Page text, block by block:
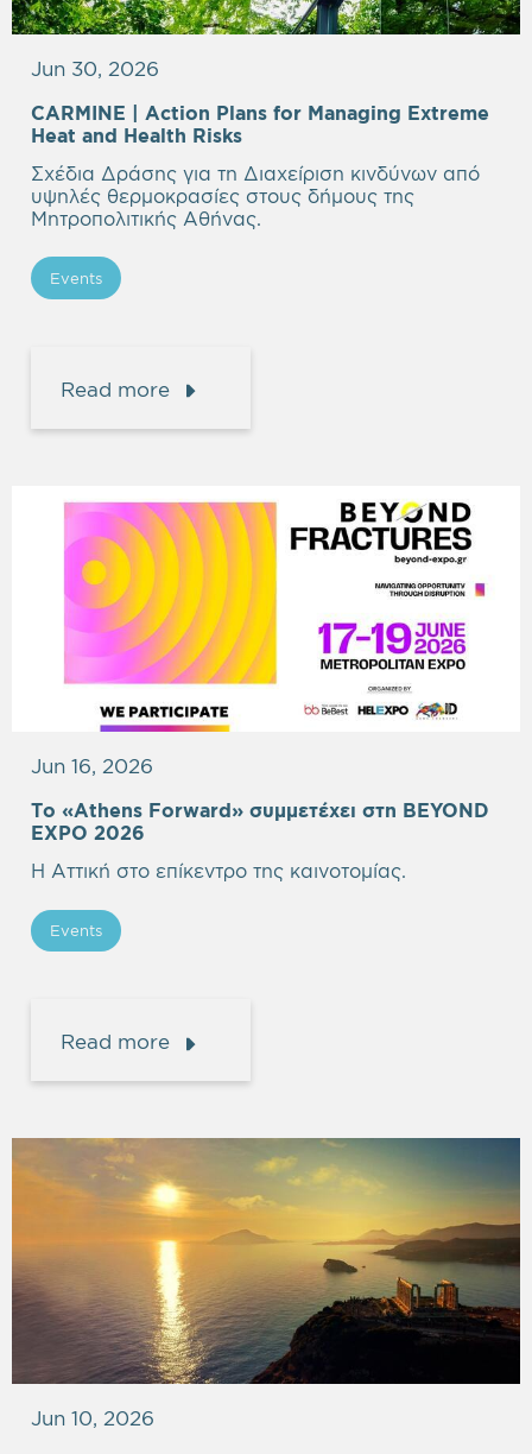
Jun 30, 2026
CARMINE | Action Plans for Managing Extreme
Heat and Health Risks
Σχέδια Δράσης για τη Διαχείριση κινδύνων από
υψηλές θερμοκρασίες στους δήμους της
Μητροπολιτικής Αθήνας.
Events
Read more
Jun 16, 2026
Το «Athens Forward» συμμετέχει στη BEYOND
EXPO 2026
Η Αττική στο επίκεντρο της καινοτομίας.
Events
Read more
Jun 10, 2026